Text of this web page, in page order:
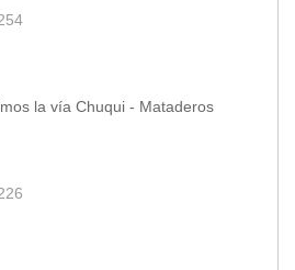
la vía Chuqui - Mataderos